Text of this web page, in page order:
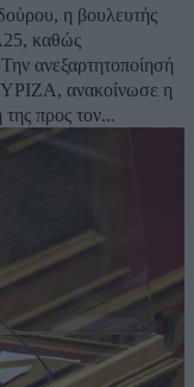
η βουλευτής
καθώς
ανακοίνωσε η
προς τον...